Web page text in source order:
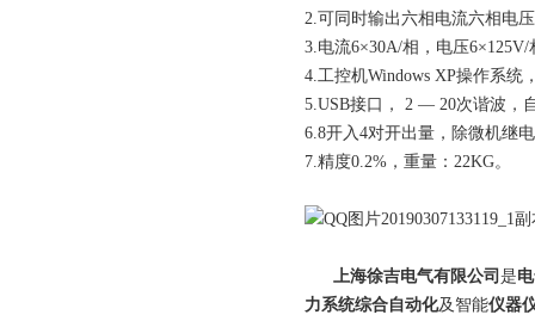
2.可同时输出六相电流六相电压
3.电流6×30A/相，电压6×125V/
4.工控机Windows XP操作系统
5.USB接口， 2 — 20次谐波，
6.8开入4对开出量，除微机继
7.精度0.2%，重量：22KG。
上海徐吉电气有限公司 是
力系统综合自动化及智能仪器